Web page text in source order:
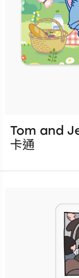
Previous
發行：
Tom and
卡通